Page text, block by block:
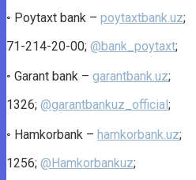
◦ Poytaxt bank – poytaxtbank.uz;
71-214-20-00; @bank_poytaxt;
◦ Garant bank – garantbank.uz;
1326; @garantbankuz_official;
◦ Hamkorbank – hamkorbank.uz;
1256; @Hamkorbankuz;